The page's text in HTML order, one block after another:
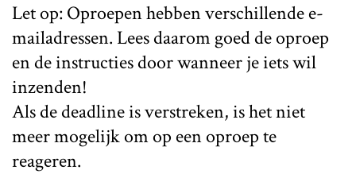
Let op: Oproepen hebben verschillende e-
mailadressen. Lees daarom goed de oproep
en de instructies door wanneer je iets wil
inzenden!
Als de deadline is verstreken, is het niet
meer mogelijk om op een oproep te
reageren.